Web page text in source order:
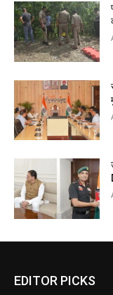
EDITOR PICKS